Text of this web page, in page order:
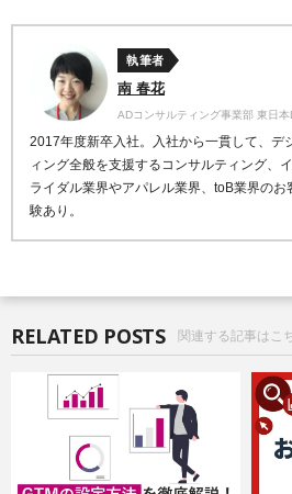
執筆者
南 春花
ADコンサルティング事業部 東日
2017年度新卒入社。入社から一貫して、デ
ィング全般を支援するコンサルティング、
ライダル業界やアパレル業界、toB業界の
験あり。
RELATED POSTS 関連する記事はこ